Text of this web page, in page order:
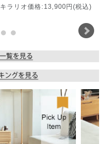
キラリオ価格:13,900円(税込)